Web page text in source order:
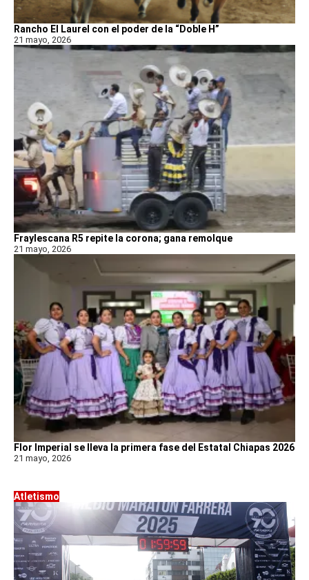
Rancho El Laurel con el poder de la “Doble H”
21 mayo, 2026
Fraylescana R5 repite la corona; gana remolque
21 mayo, 2026
Flor Imperial se lleva la primera fase del Estatal Chiapas 2026
21 mayo, 2026
Atletismo